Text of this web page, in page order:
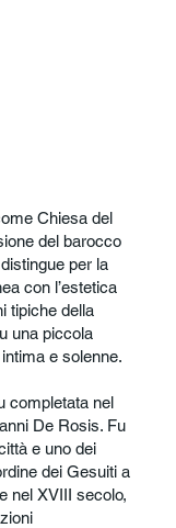
Chiesa del
del barocco
per la
con l’estetica
tipiche della
una piccola
e solenne.
completata nel
De Rosis. Fu
e uno dei
dei Gesuiti a
nel XVIII secolo,